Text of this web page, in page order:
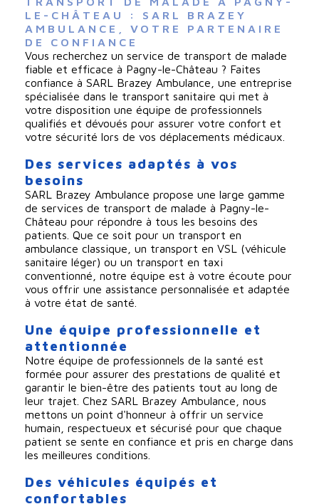
LE-CHÂTEAU : SARL BRAZEY
AMBULANCE, VOTRE PARTENAIRE
DE CONFIANCE
Vous recherchez un service de transport de malade
fiable et efficace à Pagny-le-Château ? Faites
confiance à SARL Brazey Ambulance, une entreprise
spécialisée dans le transport sanitaire qui met à
votre disposition une équipe de professionnels
qualifiés et dévoués pour assurer votre confort et
votre sécurité lors de vos déplacements médicaux.
Des services adaptés à vos
besoins
SARL Brazey Ambulance propose une large gamme
de services de transport de malade à Pagny-le-
Château pour répondre à tous les besoins des
patients. Que ce soit pour un transport en
ambulance classique, un transport en VSL (véhicule
sanitaire léger) ou un transport en taxi
conventionné, notre équipe est à votre écoute pour
vous offrir une assistance personnalisée et adaptée
à votre état de santé.
Une équipe professionnelle et
attentionnée
Notre équipe de professionnels de la santé est
formée pour assurer des prestations de qualité et
garantir le bien-être des patients tout au long de
leur trajet. Chez SARL Brazey Ambulance, nous
mettons un point d'honneur à offrir un service
humain, respectueux et sécurisé pour que chaque
patient se sente en confiance et pris en charge dans
les meilleures conditions.
Des véhicules équipés et
confortables